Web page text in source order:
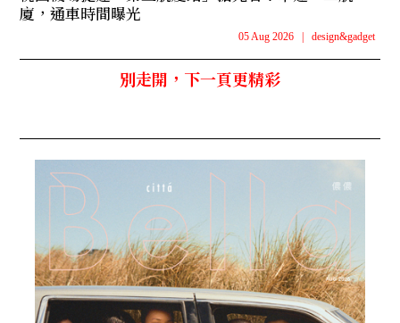
廈，通車時間曝光
05 Aug 2026 | design&gadget
別走開，下一頁更精彩